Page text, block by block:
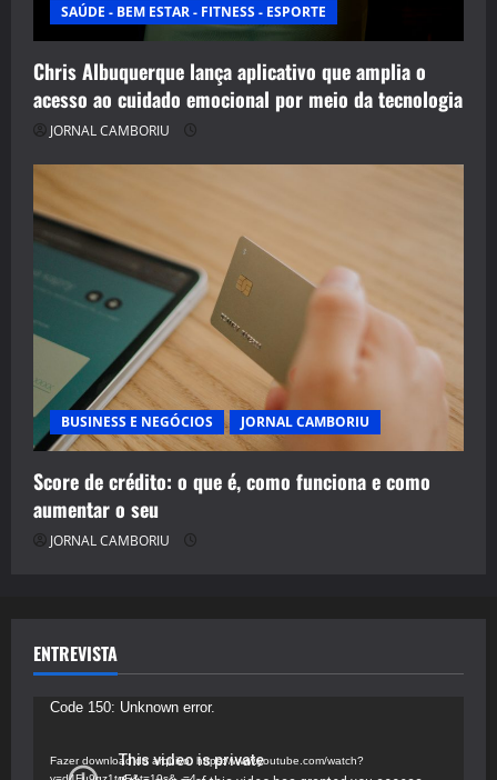
SAÚDE - BEM ESTAR - FITNESS - ESPORTE
Chris Albuquerque lança aplicativo que amplia o
acesso ao cuidado emocional por meio da tecnologia
JORNAL CAMBORIU
BUSINESS E NEGÓCIOS JORNAL CAMBORIU
Score de crédito: o que é, como funciona e como
aumentar o seu
JORNAL CAMBORIU
ENTREVISTA
Tocador
vídeo
Code 150: Unknown error.
Fazer download do arquivo: https://www.youtube.com/watch?